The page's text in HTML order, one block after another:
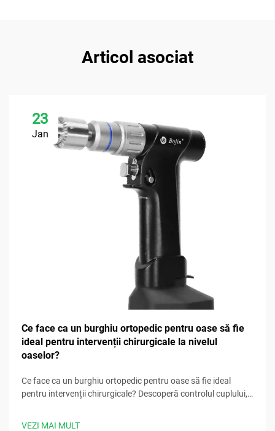
Articol asociat
23
Jan
Ce face ca un burghiu ortopedic pentru oase să fie
ideal pentru intervenții chirurgicale la nivelul
oaselor?
Ce face ca un burghiu ortopedic pentru oase să fie ideal
pentru intervenții chirurgicale? Descoperă controlul cuplului,
VEZI MAI MULT